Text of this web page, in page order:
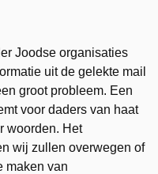
Joodse organisaties
uit de gelekte mail
groot probleem. Een
voor daders van haat
woorden. Het
wij zullen overwegen of
maken van